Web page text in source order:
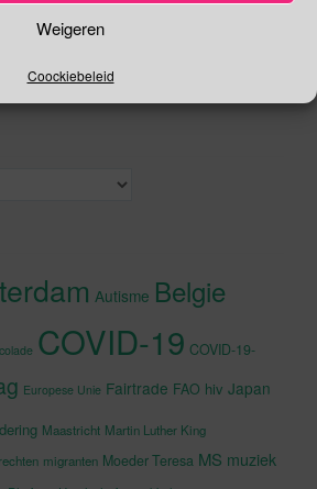
Weigeren
Coockiebeleid
marketing cookies te
Autisme Belgie
COVID-19 COVID-19-
Europese Unie Fairtrade FAO hiv Japan
Maastricht Martin Luther King
migranten Moeder Teresa MS muziek